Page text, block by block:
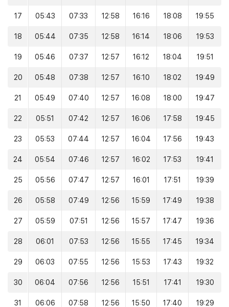
17 05:43 07:33 12:58 16:16 18:08 19:55
18 05:44 07:35 12:58 16:14 18:06 19:53
19 05:46 07:37 12:57 16:12 18:04 19:51
20 05:48 07:38 12:57 16:10 18:02 19:49
21 05:49 07:40 12:57 16:08 18:00 19:47
22 05:51 07:42 12:57 16:06 17:58 19:45
23 05:53 07:44 12:57 16:04 17:56 19:43
24 05:54 07:46 12:57 16:02 17:53 19:41
25 05:56 07:47 12:57 16:01 17:51 19:39
26 05:58 07:49 12:56 15:59 17:49 19:38
27 05:59 07:51 12:56 15:57 17:47 19:36
28 06:01 07:53 12:56 15:55 17:45 19:34
29 06:03 07:55 12:56 15:53 17:43 19:32
30 06:04 07:56 12:56 15:51 17:41 19:30
31 06:06 07:58 12:56 15:50 17:40 19:29